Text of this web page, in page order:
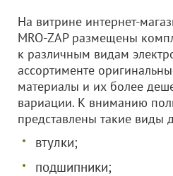
На витрине интернет-
MRO-ZAP размещены
к различным видам
ассортименте
материалы и их более
вариации. К вниманию
представлены такие виды
втулки;
подшипники;